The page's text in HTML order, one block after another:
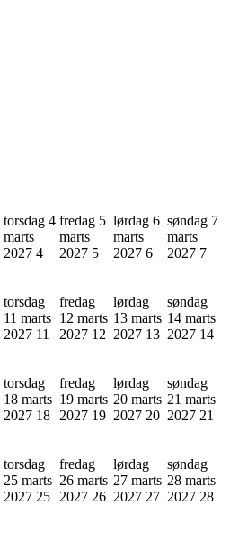
torsdag 4
marts
2027 4
fredag 5
marts
2027 5
lørdag 6
marts
2027 6
søndag 7
marts
2027 7
torsdag
11 marts
2027 11
fredag
12 marts
2027 12
lørdag
13 marts
2027 13
søndag
14 marts
2027 14
torsdag
18 marts
2027 18
fredag
19 marts
2027 19
lørdag
20 marts
2027 20
søndag
21 marts
2027 21
torsdag
25 marts
2027 25
fredag
26 marts
2027 26
lørdag
27 marts
2027 27
søndag
28 marts
2027 28